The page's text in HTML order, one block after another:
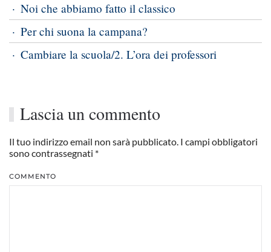
Noi che abbiamo fatto il classico
Per chi suona la campana?
Cambiare la scuola/2. L’ora dei professori
Lascia un commento
Il tuo indirizzo email non sarà pubblicato. I campi obbligatori
sono contrassegnati *
COMMENTO